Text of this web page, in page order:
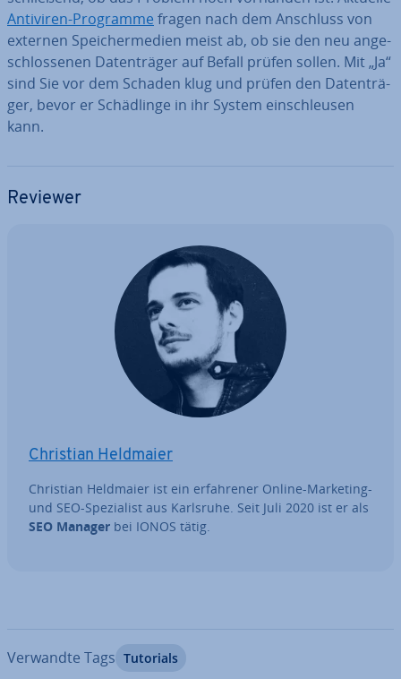
Antiviren-Programme fragen nach dem Anschluss von
externen Spei­cher­me­di­en meist ab, ob sie den neu an­ge­
schlos­se­nen Da­ten­trä­ger auf Befall prüfen sollen. Mit „Ja“
sind Sie vor dem Schaden klug und prüfen den Da­ten­trä­
ger, bevor er Schäd­lin­ge in ihr System ein­schleu­sen
kann.
Reviewer
Christian Heldmaier
Christian Heldmaier ist ein er­fah­re­ner Online-Marketing-
und SEO-Spe­zia­list aus Karlsruhe. Seit Juli 2020 ist er als
SEO Manager bei IONOS tätig.
Verwandte Tags Tutorials